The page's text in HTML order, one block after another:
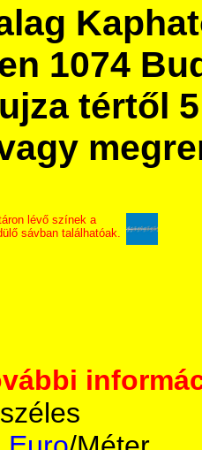
1074
tértől
lévő színek a
sávban találhatóak.